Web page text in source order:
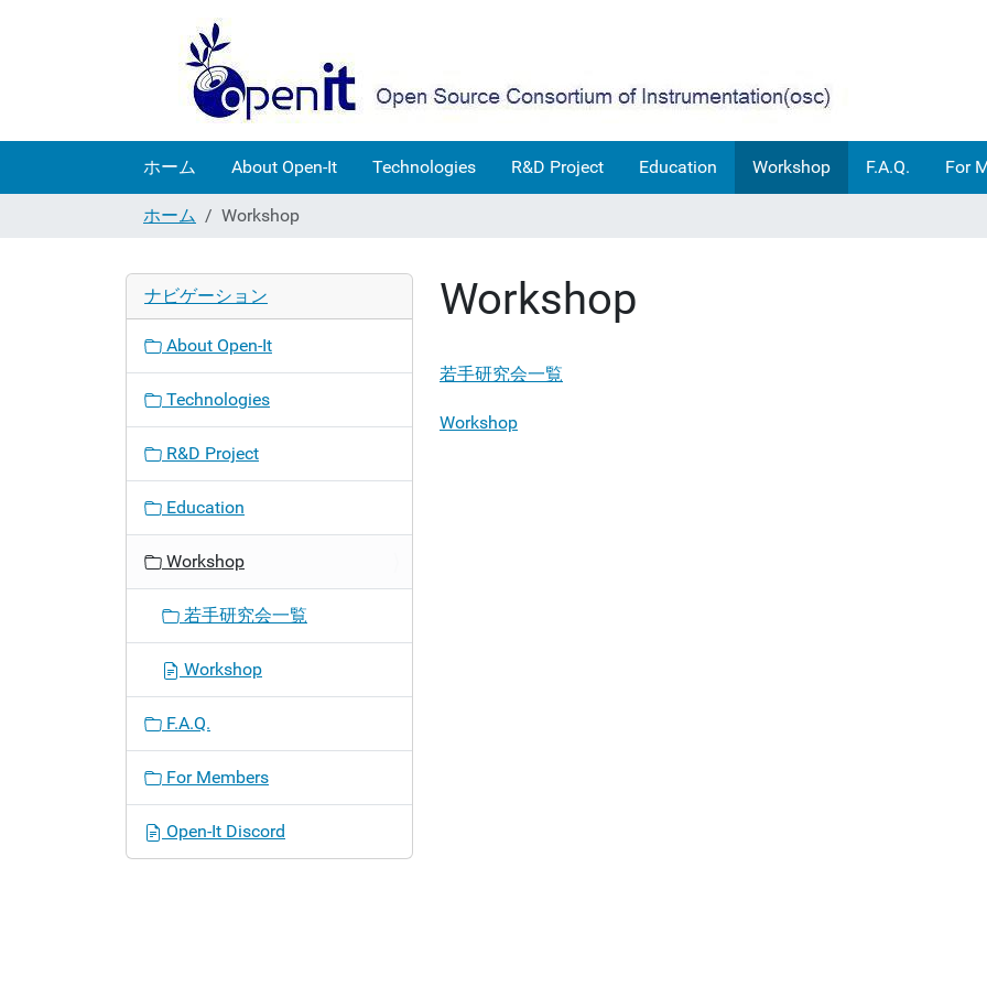
ホーム About Open-It Technologies R&D Project Education Workshop F.A.Q. For
ホーム Workshop
Workshop
若手研究会一覧
Workshop
ナビゲーション
About Open-It
Technologies
R&D Project
Education
Workshop
若手研究会一覧
Workshop
F.A.Q.
For Members
Open-It Discord